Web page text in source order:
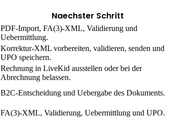
Naechster Schritt
PDF-Import, FA(3)-XML, Validierung und
Uebermittlung.
Korrektur-XML vorbereiten, validieren, senden und
UPO speichern.
Rechnung in LiveKid ausstellen oder bei der
Abrechnung belassen.
B2C-Entscheidung und Uebergabe des Dokuments.
FA(3)-XML, Validierung, Uebermittlung und UPO.